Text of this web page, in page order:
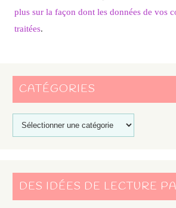
plus sur la façon dont les données de vos
traitées.
CATÉGORIES
DES IDÉES DE LECTURE